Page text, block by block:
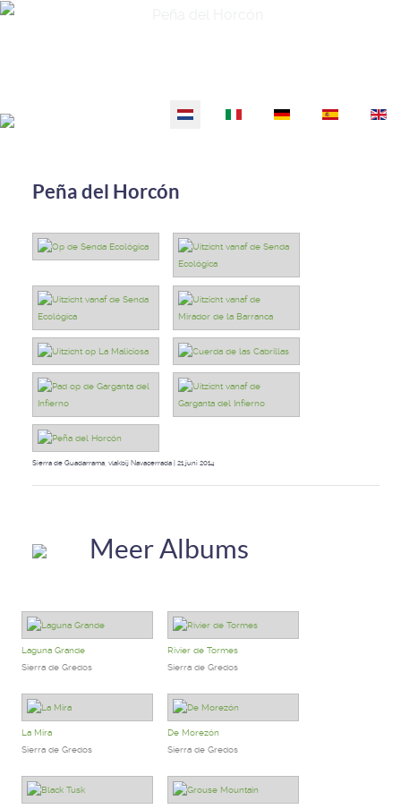
Selecteer de taal
Peña del Horcón
Sierra de Guadarrama, vlakbij Navacerrada | 21 juni 2014
Meer Albums
Laguna Grande
Sierra de Gredos
Rivier de Tormes
Sierra de Gredos
La Mira
Sierra de Gredos
De Morezón
Sierra de Gredos